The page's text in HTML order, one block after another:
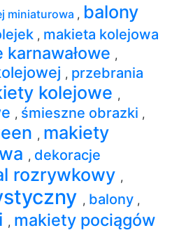
miniaturowa , balony
, makieta kolejowa
karnawałowe ,
, przebrania
kolejowe ,
, śmieszne obrazki ,
, makiety
, dekoracje
rozrywkowy ,
, balony ,
, makiety pociągów